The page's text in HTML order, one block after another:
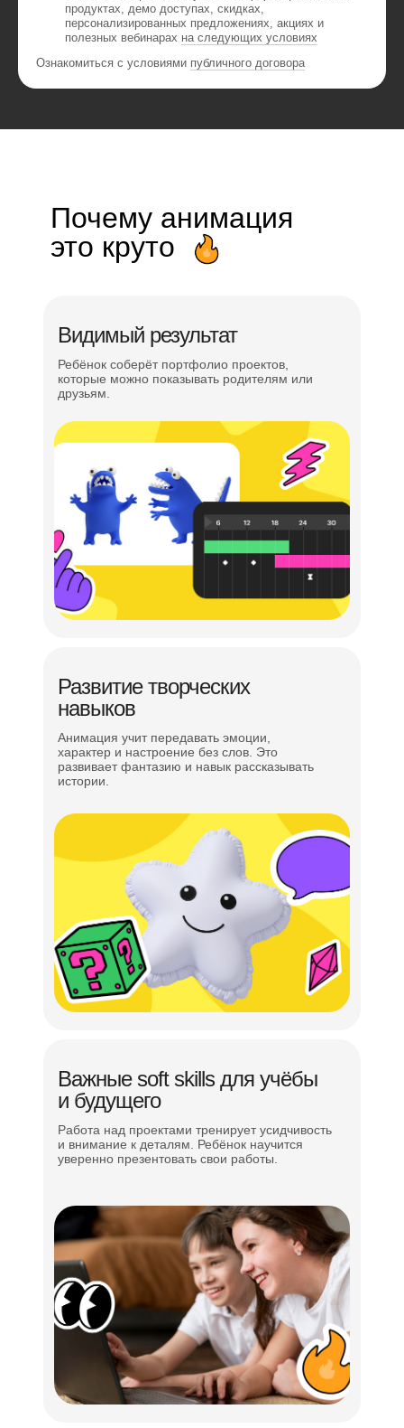
продуктах, демо доступах, скидках,
персонализированных предложениях, акциях и
полезных вебинарах на следующих условиях
Ознакомиться с условиями публичного договора
Почему анимация
это круто
Видимый результат
Ребёнок соберёт портфолио проектов,
которые можно показывать родителям или
друзьям.
Развитие творческих
навыков
Анимация учит передавать эмоции,
характер и настроение без слов. Это
развивает фантазию и навык рассказывать
истории.
Важные soft skills для учёбы
и будущего
Работа над проектами тренирует усидчивость
и внимание к деталям. Ребёнок научится
уверенно презентовать свои работы.
Всестороннее
ребёнка — уделяем
внимание
мягким
навыкам
Постановка и решение задач
Проектное и логическое мышление
Командная работа
Управление временем в решении задач
Презентация проекта